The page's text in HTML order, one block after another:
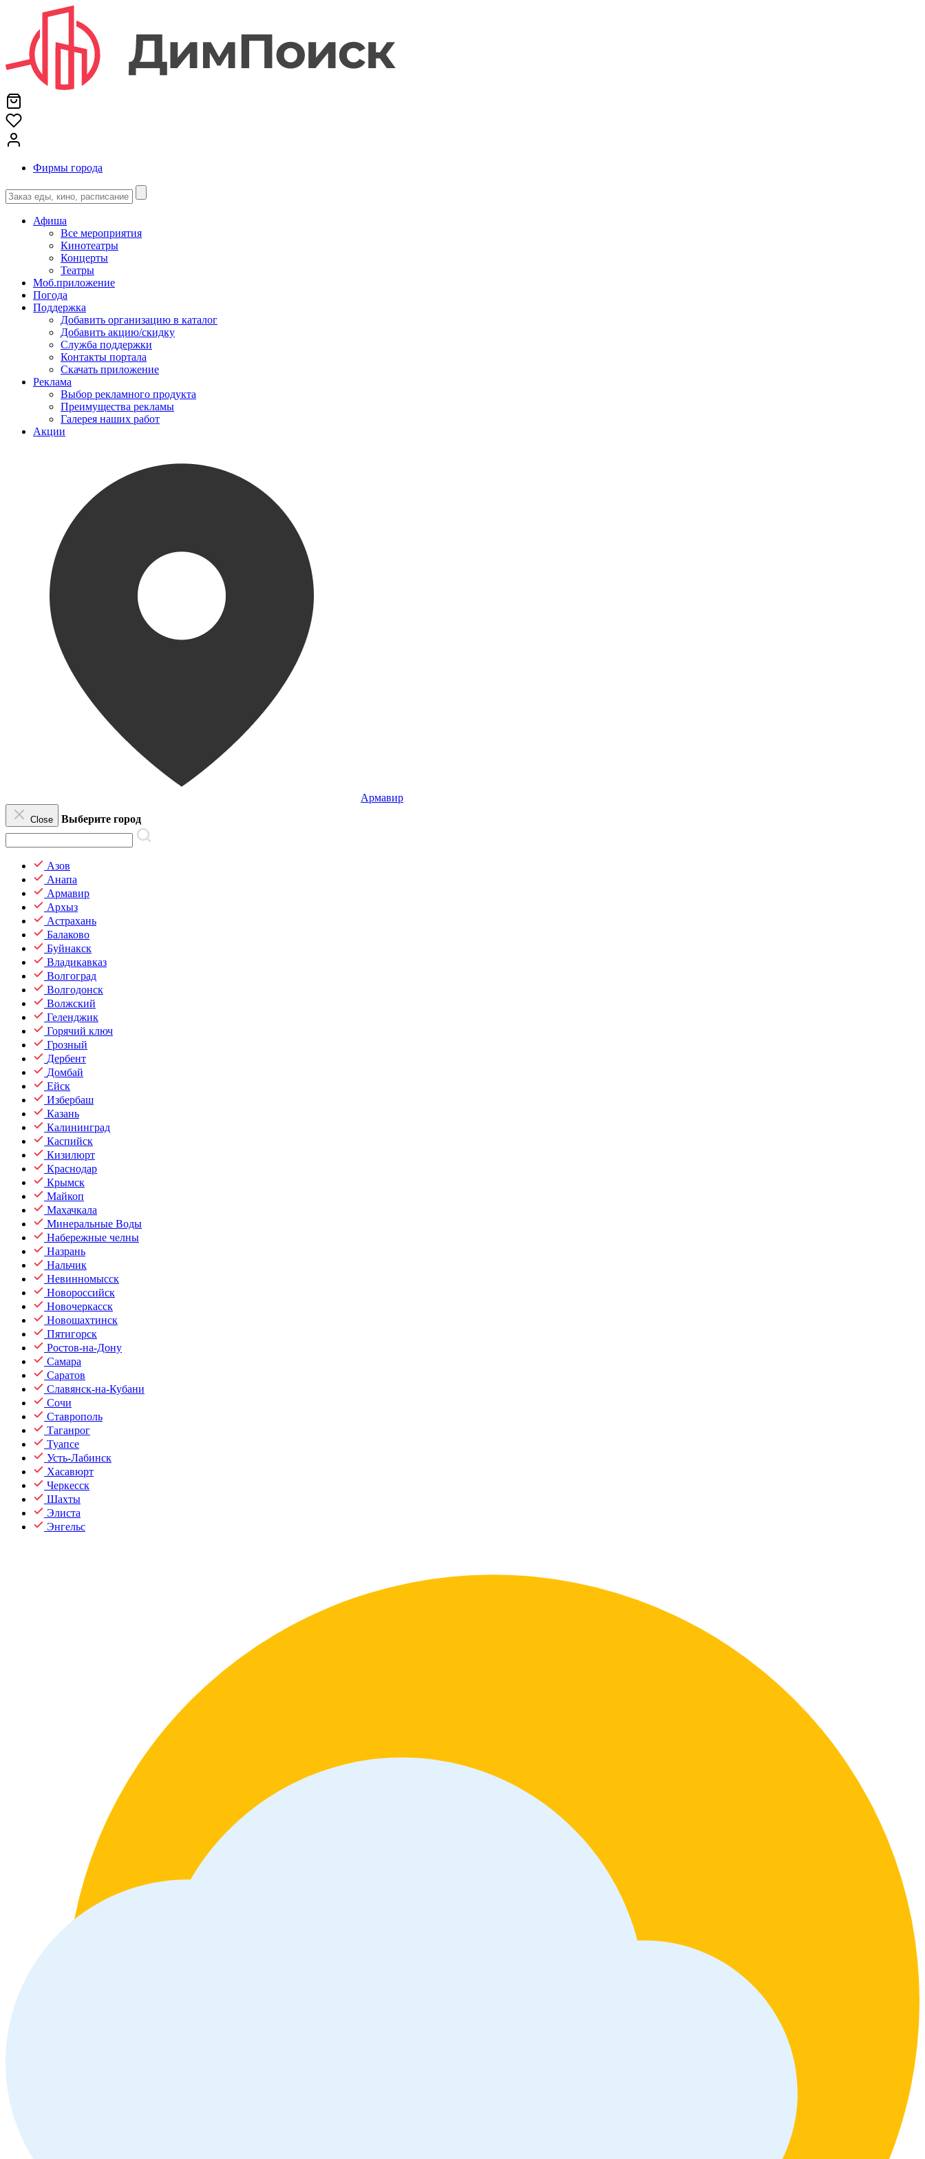
Фирмы города
Афиша
Все мероприятия
Кинотеатры
Концерты
Театры
Моб.приложение
Погода
Поддержка
Добавить организацию в каталог
Добавить акцию/скидку
Служба поддержки
Контакты портала
Скачать приложение
Реклама
Выбор рекламного продукта
Преимущества рекламы
Галерея наших работ
Акции
Армавир
Close Выберите город
Азов
Анапа
Армавир
Архыз
Астрахань
Балаково
Буйнакск
Владикавказ
Волгоград
Волгодонск
Волжский
Геленджик
Горячий ключ
Грозный
Дербент
Домбай
Ейск
Избербаш
Казань
Калининград
Каспийск
Кизилюрт
Краснодар
Крымск
Майкоп
Махачкала
Минеральные Воды
Набережные челны
Назрань
Нальчик
Невинномысск
Новороссийск
Новочеркасск
Новошахтинск
Пятигорск
Ростов-на-Дону
Самара
Саратов
Славянск-на-Кубани
Сочи
Ставрополь
Таганрог
Туапсе
Усть-Лабинск
Хасавюрт
Черкесск
Шахты
Элиста
Энгельс